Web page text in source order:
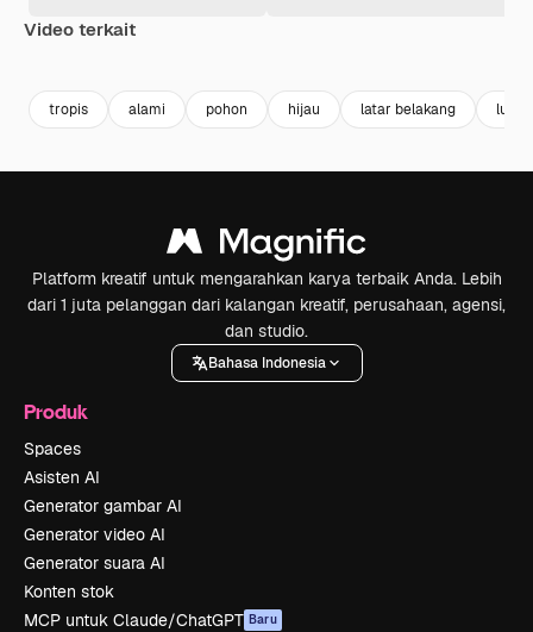
Video terkait
tropis alami pohon hijau latar belakang
Platform kreatif untuk mengarahkan karya terbaik Anda. Lebih
dari 1 juta pelanggan dari kalangan kreatif, perusahaan, agensi,
dan studio.
Bahasa Indonesia
Produk
Spaces
Asisten AI
Generator gambar AI
Generator video AI
Generator suara AI
Konten stok
MCP untuk Claude/ChatGPT Baru